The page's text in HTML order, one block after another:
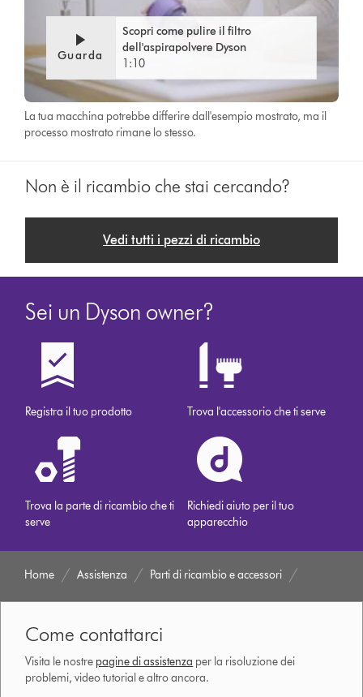
Guarda
Scopri come pulire il filtro
dell'aspirapolvere Dyson
1:10
La tua macchina potrebbe differire dall'esempio mostrato, ma il
processo mostrato rimane lo stesso.
Non è il ricambio che stai cercando?
Vedi tutti i pezzi di ricambio
Sei un Dyson owner?
Registra il tuo prodotto Trova l'accessorio che ti serve
Trova la parte di ricambio che ti
serve
Richiedi aiuto per il tuo
apparecchio
Home Assistenza Parti di ricambio e accessori
Come contattarci
Visita le nostre pagine di assistenza per la risoluzione dei
problemi, video tutorial e altro ancora.